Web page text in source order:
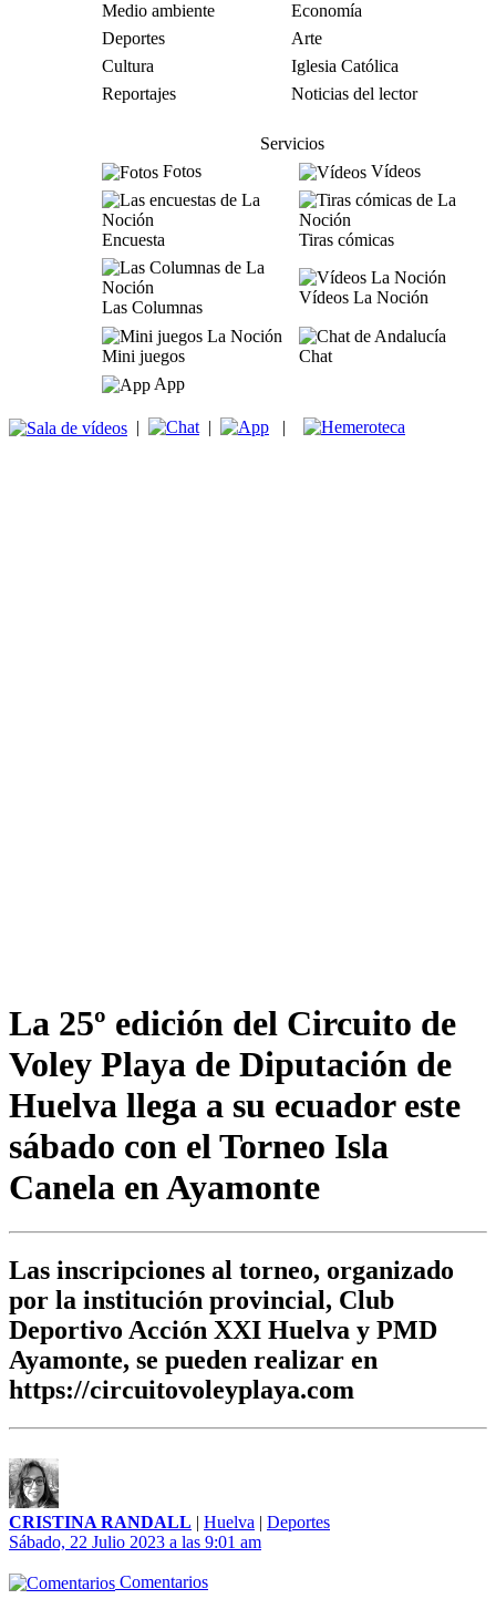
Medio ambiente
Economía
Deportes
Arte
Cultura
Iglesia Católica
Reportajes
Noticias del lector
Servicios
Fotos
Vídeos
Encuesta Tiras cómicas
Las Columnas
Vídeos La Noción
Mini juegos
Chat
App
| | |
La 25º edición del Circuito de
Voley Playa de Diputación de
Huelva llega a su ecuador este
sábado con el Torneo Isla
Canela en Ayamonte
Las inscripciones al torneo, organizado
por la institución provincial, Club
Deportivo Acción XXI Huelva y PMD
Ayamonte, se pueden realizar en
https://circuitovoleyplaya.com
CRISTINA RANDALL | Huelva | Deportes
Sábado, 22 Julio 2023 a las 9:01 am
Comentarios